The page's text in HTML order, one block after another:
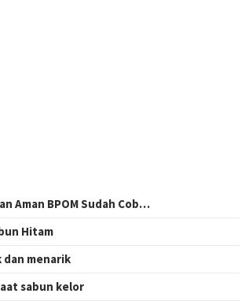
Aman BPOM Sudah Cob…
Hitam
dan menarik
sabun kelor